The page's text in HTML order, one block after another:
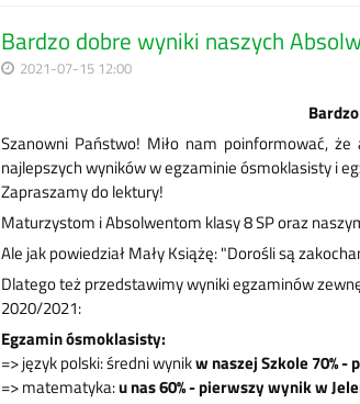
Bardzo dobre wyniki naszych
2021-07-15 12:00
Szanowni Państwo! Miło nam poinformować,
najlepszych wyników w egzaminie ósmoklasisty i
Zapraszamy do lektury!
Maturzystom i Absolwentom klasy 8 SP oraz
Ale jak powiedział Mały Książę: "Dorośli są
Dlatego też przedstawimy wyniki egzaminów
2020/2021:
Egzamin ósmoklasisty:
=> język polski: średni wynikw naszej Szkole 70%
=> matematyka:u nas 60% - pierwszy wynik w